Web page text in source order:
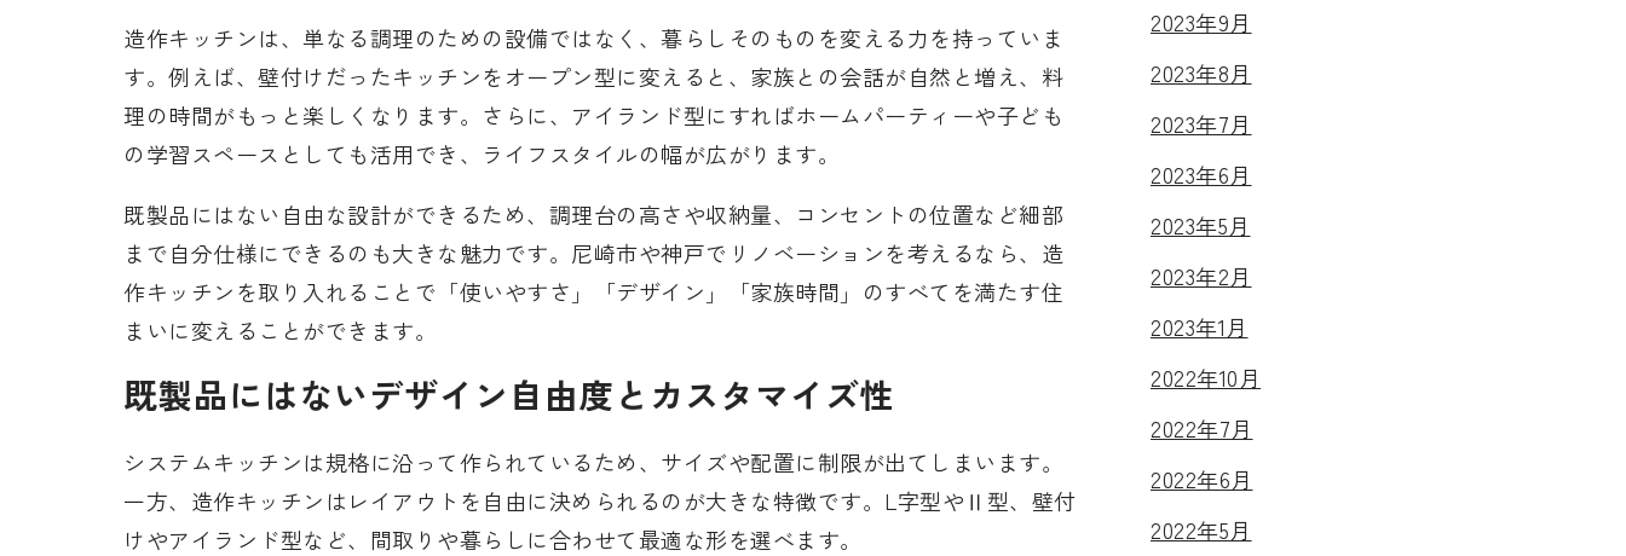
造作キッチンは、単なる調理のための設備ではなく、暮らしそのものを変える力を持っていま
す。例えば、壁付けだったキッチンをオープン型に変えると、家族との会話が自然と増え、料
理の時間がもっと楽しくなります。さらに、アイランド型にすればホームパーティーや子ども
の学習スペースとしても活用でき、ライフスタイルの幅が広がります。
既製品にはない自由な設計ができるため、調理台の高さや収納量、コンセントの位置など細部
まで自分仕様にできるのも大きな魅力です。尼崎市や神戸でリノベーションを考えるなら、造
作キッチンを取り入れることで「使いやすさ」「デザイン」「家族時間」のすべてを満たす住
まいに変えることができます。
既製品にはないデザイン自由度とカスタマイズ性
システムキッチンは規格に沿って作られているため、サイズや配置に制限が出てしまいます。
一方、造作キッチンはレイアウトを自由に決められるのが大きな特徴です。L字型やⅡ型、壁付
けやアイランド型など、間取りや暮らしに合わせて最適な形を選べます。
2023年9月
2023年8月
2023年7月
2023年6月
2023年5月
2023年2月
2023年1月
2022年10月
2022年7月
2022年6月
2022年5月